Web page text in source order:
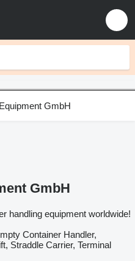
GmbH
handling equipment worldwide!
Container Handler,
Straddle Carrier, Terminal